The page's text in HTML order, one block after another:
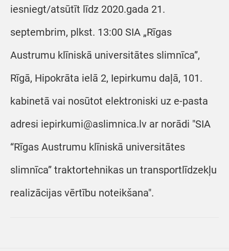
iesniegt/atsūtīt līdz 2020.gada 21.
septembrim, plkst. 13:00 SIA „Rīgas
Austrumu klīniskā universitātes slimnīca”,
Rīgā, Hipokrāta ielā 2, Iepirkumu daļā, 101.
kabinetā vai nosūtot elektroniski uz e-pasta
adresi iepirkumi@aslimnica.lv ar norādi "SIA
“Rīgas Austrumu klīniskā universitātes
slimnīca” traktortehnikas un transportlīdzekļu
realizācijas vērtību noteikšana".